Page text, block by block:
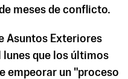
meses de conflicto.
Asuntos Exteriores
lunes que los últimos
empeorar un "proceso